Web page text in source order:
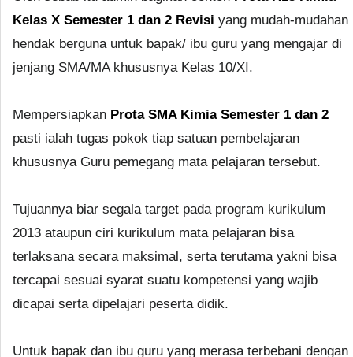
Kelas X Semester 1 dan 2 Revisi yang mudah-mudahan
hendak berguna untuk bapak/ ibu guru yang mengajar di
jenjang SMA/MA khususnya Kelas 10/XI.
Mempersiapkan Prota SMA Kimia Semester 1 dan 2
pasti ialah tugas pokok tiap satuan pembelajaran
khususnya Guru pemegang mata pelajaran tersebut.
Tujuannya biar segala target pada program kurikulum
2013 ataupun ciri kurikulum mata pelajaran bisa
terlaksana secara maksimal, serta terutama yakni bisa
tercapai sesuai syarat suatu kompetensi yang wajib
dicapai serta dipelajari peserta didik.
Untuk bapak dan ibu guru yang merasa terbebani dengan